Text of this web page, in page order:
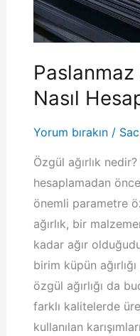
Paslanmaz
Nasıl
Yorum bırakın /
Özgül ağırlık nedir?
hesaplamadan
önemli parametre
ağırlık, bir
kadar ağır
birim küpün
özgül ağırlığı da
farklı kalitelerde
kullanılan